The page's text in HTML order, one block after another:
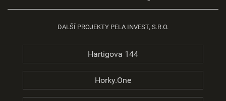
DALŠÍ PROJEKTY PELA INVEST, S.R.O.
Hartigova 144
Horky.One